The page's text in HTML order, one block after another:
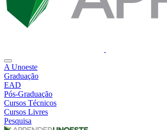
A Unoeste
Graduação
EAD
Pós-Graduação
Cursos Técnicos
Cursos Livres
Pesquisa